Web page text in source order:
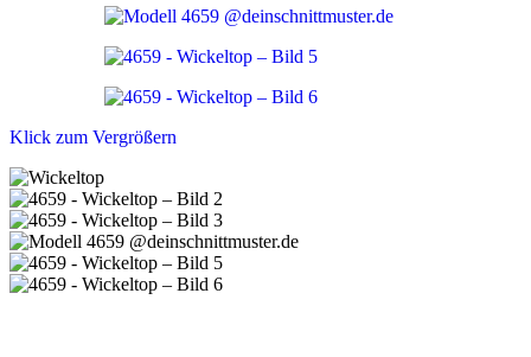
Klick zum Vergrößern